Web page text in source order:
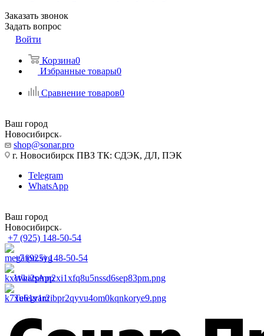
Заказать звонок
Задать вопрос
Войти
Корзина0
Избранные товары0
Сравнение товаров0
Ваш город
Новосибирск
shop@sonar.pro
г. Новосибирск ПВЗ ТК: СДЭК, ДЛ, ПЭК
Telegram
WhatsApp
Ваш город
Новосибирск
+7 (925) 148-50-54
+7 (925) 148-50-54
WhatsApp
Telegram